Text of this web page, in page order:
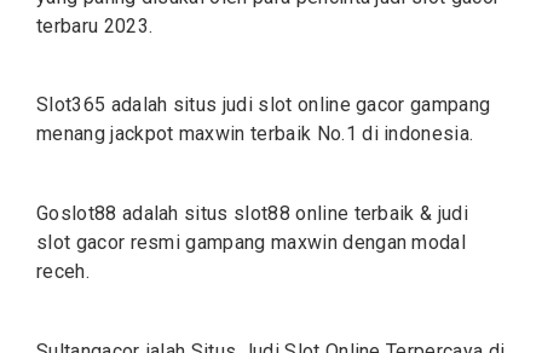
terbaru 2023.
Slot365 adalah situs judi slot online gacor gampang
menang jackpot maxwin terbaik No.1 di indonesia.
Goslot88 adalah situs slot88 online terbaik & judi
slot gacor resmi gampang maxwin dengan modal
receh.